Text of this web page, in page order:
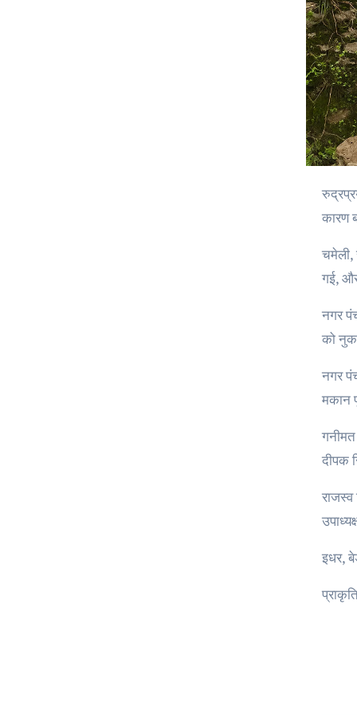
रुद्रप्रयाग जिले के बगरधार और आसपास के गांवों में शुक्रवार रात से शनिवार सुबह तक हुई मूसलाधार बारिश ने भारी तबाही मचाई। अतिवृष्टि के
कारण
चमेली,
गई,
नगर
को
नगर
मकान
दीपक
इधर,